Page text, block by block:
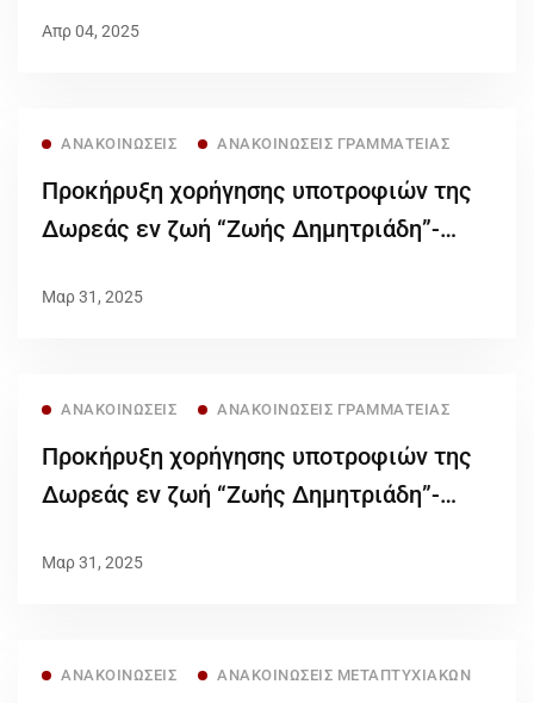
Απρ 04, 2025
ΑΝΑΚΟΙΝΏΣΕΙΣ ΑΝΑΚΟΙΝΏΣΕΙΣ ΓΡΑΜΜΑΤΕΊΑΣ
Προκήρυξη χορήγησης υποτροφιών της
Δωρεάς εν ζωή “Ζωής Δημητριάδη”-
ακαδημαϊκού έτους 2024-2025
Μαρ 31, 2025
ΑΝΑΚΟΙΝΏΣΕΙΣ ΑΝΑΚΟΙΝΏΣΕΙΣ ΓΡΑΜΜΑΤΕΊΑΣ
Προκήρυξη χορήγησης υποτροφιών της
Δωρεάς εν ζωή “Ζωής Δημητριάδη”-
ακαδημαϊκού έτους 2024-2025
Μαρ 31, 2025
ΑΝΑΚΟΙΝΏΣΕΙΣ ΑΝΑΚΟΙΝΏΣΕΙΣ ΜΕΤΑΠΤΥΧΙΑΚΏΝ